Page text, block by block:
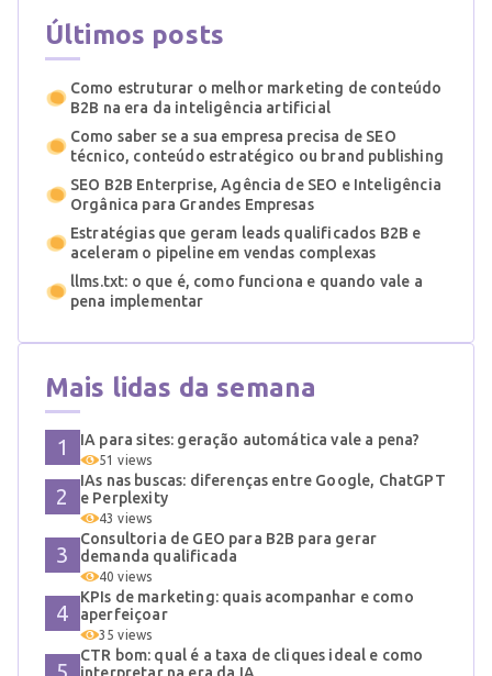
Últimos posts
Como estruturar o melhor marketing de conteúdo
B2B na era da inteligência artificial
Como saber se a sua empresa precisa de SEO
técnico, conteúdo estratégico ou brand publishing
SEO B2B Enterprise, Agência de SEO e Inteligência
Orgânica para Grandes Empresas
Estratégias que geram leads qualificados B2B e
aceleram o pipeline em vendas complexas
llms.txt: o que é, como funciona e quando vale a
pena implementar
Mais lidas da semana
IA para sites: geração automática vale a pena?
51 views
IAs nas buscas: diferenças entre Google, ChatGPT
e Perplexity
43 views
Consultoria de GEO para B2B para gerar
demanda qualificada
40 views
KPIs de marketing: quais acompanhar e como
aperfeiçoar
35 views
CTR bom: qual é a taxa de cliques ideal e como